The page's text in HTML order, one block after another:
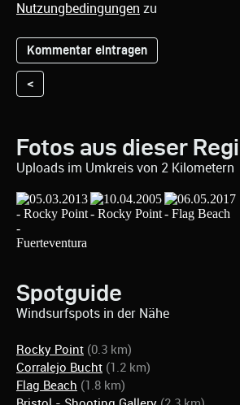
Nutzungbedingungen zu
<
Fotos aus dieser
Uploads im Umkreis von 2 Kilometern
Spotguide
Windsurfspots in der Nähe
Rocky Point (0.3 km)
Corralejo Bucht (1.2 km)
Flag Beach (1.8 km)